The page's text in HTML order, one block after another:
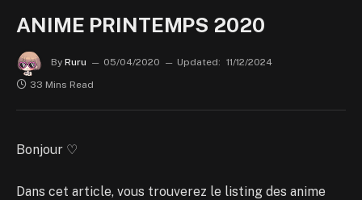
ANIME PRINTEMPS 2020
By Ruru 05/04/2020 Updated: 11/12/2024
33 Mins Read
Bonjour ♡
Dans cet article, vous trouverez le listing des anime